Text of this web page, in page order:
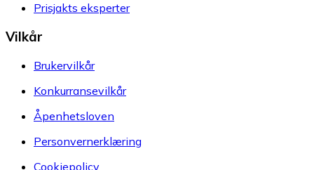
Prisjakts eksperter
Vilkår
Brukervilkår
Konkurransevilkår
Åpenhetsloven
Personvernerklæring
Cookiepolicy